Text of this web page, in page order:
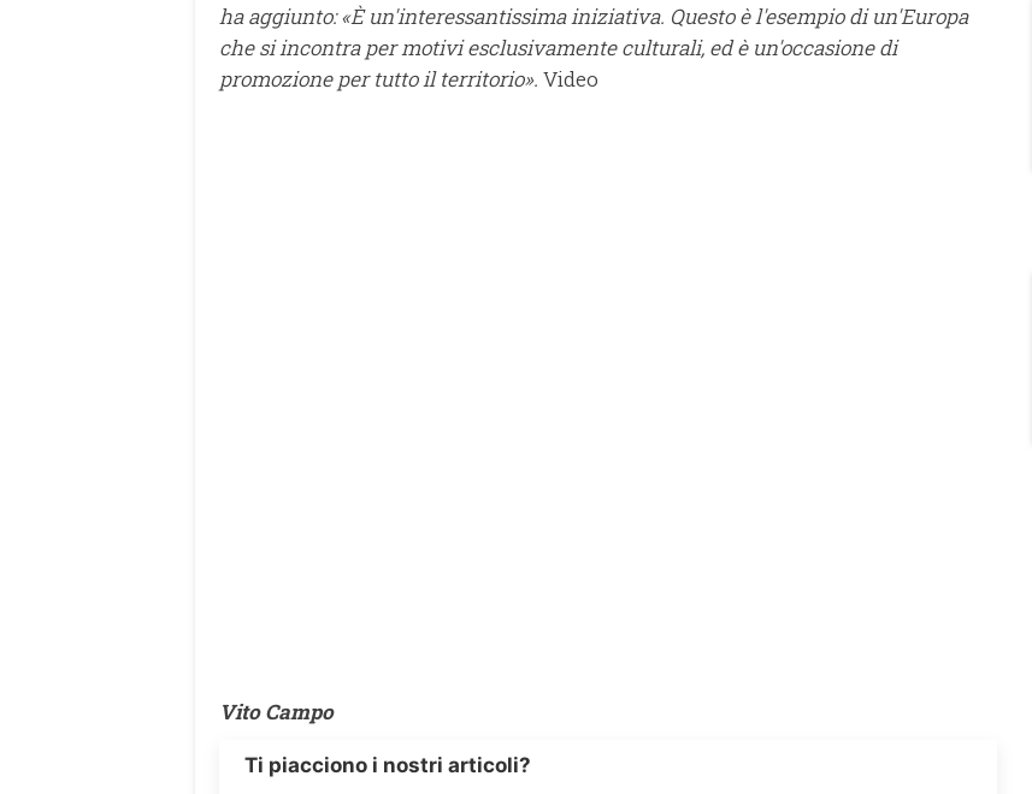
ha aggiunto: «È un'interessantissima iniziativa. Questo è l'esempio di un'Europa
che si incontra per motivi esclusivamente culturali, ed è un'occasione di
promozione per tutto il territorio». Video
Vito Campo
Ti piacciono i nostri articoli?